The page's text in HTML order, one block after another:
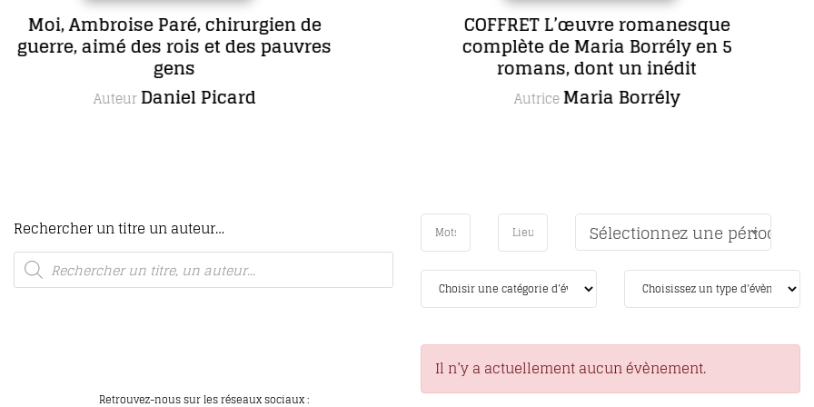
chirurgien de
et des pauvres
COFFRET L’œuvre romanesque
complète de Maria Borrély en 5
romans, dont un inédit
Rechercher un titre un auteur… Sélectionnez une période
Il n’y a actuellement aucun évènement.
Retrouvez-nous sur les réseaux sociaux :